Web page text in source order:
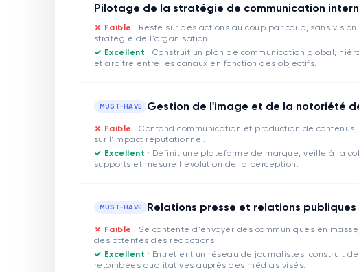
Pilotage de la stratégie de communication
✗ Faible · Reste sur des actions au coup par coup, sans
stratégie de l'organisation.
✓ Excellent · Construit un plan de communication global,
et arbitre entre les canaux en fonction des objectifs.
MUST-HAVE Gestion de l'image et de la notoriété
✗ Faible ·Confond communication et production de
sur l'impact réputationnel.
✓ Excellent · Définit une plateforme de marque, veille à la
supports et mesure l'évolution de la perception.
MUST-HAVE Relations presse et relations publiques
✗ Faible · Se contente d'envoyer des communiqués en
des attentes des rédactions.
✓ Excellent · Entretient un réseau de journalistes, construit
retombées qualitatives auprès des médias visés.